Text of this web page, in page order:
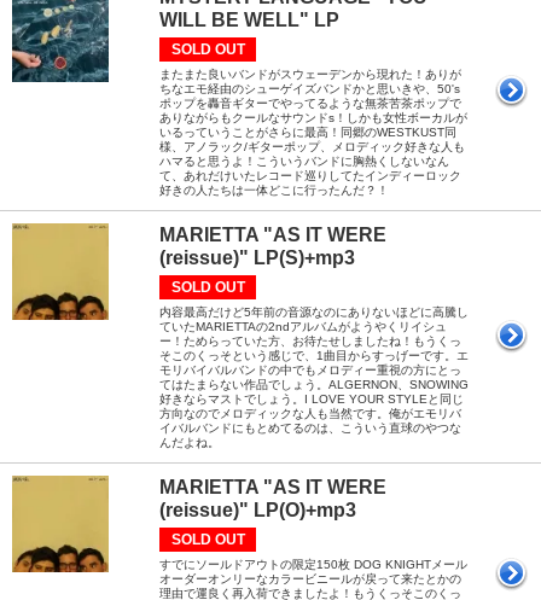
WILL BE WELL" LP
SOLD OUT
またまた良いバンドがスウェーデンから現れた！ありが
ちなエモ経由のシューゲイズバンドかと思いきや、50's
ポップを轟音ギターでやってるような無茶苦茶ポップで
ありながらもクールなサウンドs！しかも女性ボーカルが
いるっていうことがさらに最高！同郷のWESTKUST同
様、アノラック/ギターポップ、メロディック好きな人も
ハマると思うよ！こういうバンドに胸熱くしないなん
て、あれだけいたレコード巡りしてたインディーロック
好きの人たちは一体どこに行ったんだ？！
MARIETTA "AS IT WERE
(reissue)" LP(S)+mp3
SOLD OUT
内容最高だけど5年前の音源なのにありないほどに高騰し
ていたMARIETTAの2ndアルバムがようやくリイシュ
ー！ためらっていた方、お待たせしましたね！もうくっ
そこのくっそという感じで、1曲目からすっげーです。エ
モリバイバルバンドの中でもメロディー重視の方にとっ
てはたまらない作品でしょう。ALGERNON、SNOWING
好きならマストでしょう。I LOVE YOUR STYLEと同じ
方向なのでメロディックな人も当然です。俺がエモリバ
イバルバンドにもとめてるのは、こういう直球のやつな
んだよね。
MARIETTA "AS IT WERE
(reissue)" LP(O)+mp3
SOLD OUT
すでにソールドアウトの限定150枚 DOG KNIGHTメール
オーダーオンリーなカラービニールが戻って来たとかの
理由で運良く再入荷できましたよ！もうくっそこのくっ